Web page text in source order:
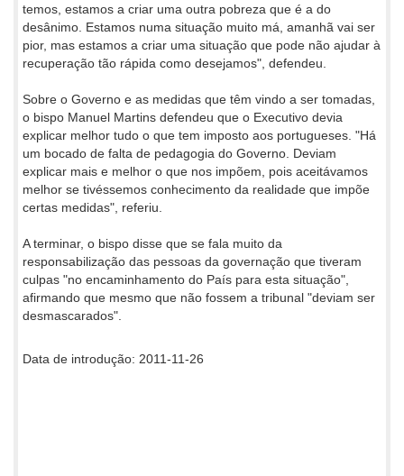
temos, estamos a criar uma outra pobreza que é a do
desânimo. Estamos numa situação muito má, amanhã vai ser
pior, mas estamos a criar uma situação que pode não ajudar à
recuperação tão rápida como desejamos", defendeu.
Sobre o Governo e as medidas que têm vindo a ser tomadas,
o bispo Manuel Martins defendeu que o Executivo devia
explicar melhor tudo o que tem imposto aos portugueses. "Há
um bocado de falta de pedagogia do Governo. Deviam
explicar mais e melhor o que nos impõem, pois aceitávamos
melhor se tivéssemos conhecimento da realidade que impõe
certas medidas", referiu.
A terminar, o bispo disse que se fala muito da
responsabilização das pessoas da governação que tiveram
culpas "no encaminhamento do País para esta situação",
afirmando que mesmo que não fossem a tribunal "deviam ser
desmascarados".
Data de introdução: 2011-11-26